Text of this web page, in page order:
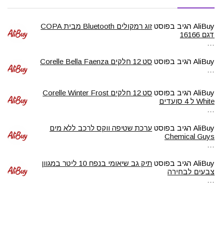
AliBuy הגיב בפוסט
זוג רמקולים Bluetooth מבית COPA
דגם 16166
…
AliBuy הגיב בפוסט סט 12 חלקים Corelle Bella Faenza
…
AliBuy הגיב בפוסט
סט 12 חלקים Corelle Winter Frost
White ל 4 סועדים
…
AliBuy הגיב בפוסט ערכת שטיפה ווקס לרכב ללא מים
Chemical Guys
…
AliBuy הגיב בפוסט
תיק גב שיאומי בנפח 10 ליטר במגוון
צבעים לבחירה
…